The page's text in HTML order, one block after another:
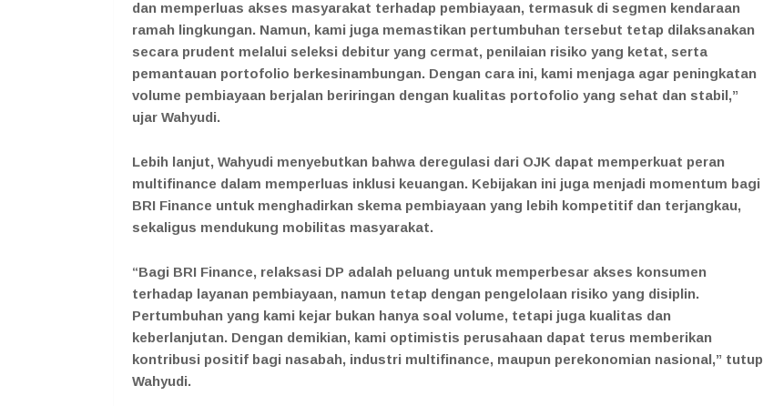
dan memperluas akses masyarakat terhadap pembiayaan, termasuk di segmen kendaraan
ramah lingkungan. Namun, kami juga memastikan pertumbuhan tersebut tetap dilaksanakan
secara prudent melalui seleksi debitur yang cermat, penilaian risiko yang ketat, serta
pemantauan portofolio berkesinambungan. Dengan cara ini, kami menjaga agar peningkatan
volume pembiayaan berjalan beriringan dengan kualitas portofolio yang sehat dan stabil,”
ujar Wahyudi.
Lebih lanjut, Wahyudi menyebutkan bahwa deregulasi dari OJK dapat memperkuat peran
multifinance dalam memperluas inklusi keuangan. Kebijakan ini juga menjadi momentum bagi
BRI Finance untuk menghadirkan skema pembiayaan yang lebih kompetitif dan terjangkau,
sekaligus mendukung mobilitas masyarakat.
“Bagi BRI Finance, relaksasi DP adalah peluang untuk memperbesar akses konsumen
terhadap layanan pembiayaan, namun tetap dengan pengelolaan risiko yang disiplin.
Pertumbuhan yang kami kejar bukan hanya soal volume, tetapi juga kualitas dan
keberlanjutan. Dengan demikian, kami optimistis perusahaan dapat terus memberikan
kontribusi positif bagi nasabah, industri multifinance, maupun perekonomian nasional,” tutup
Wahyudi.